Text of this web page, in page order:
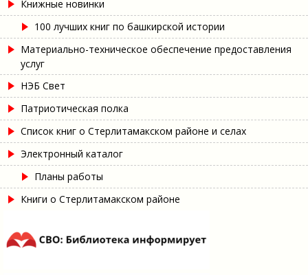
Книжные новинки
100 лучших книг по башкирской истории
Материально-техническое обеспечение предоставления
услуг
НЭБ Свет
Патриотическая полка
Список книг о Стерлитамакском районе и селах
Электронный каталог
Планы работы
Книги о Стерлитамакском районе